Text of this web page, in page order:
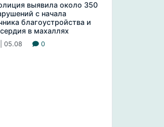
выявила около 350
с начала
благоустройства и
в махаллях
05.08 0